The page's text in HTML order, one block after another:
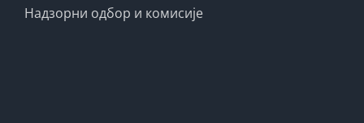
Надзорни одбор и комисије